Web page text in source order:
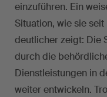
einzuführen. Ein
Situation, wie sie
deutlicher zeigt: Die
durch die
Dienstleistungen in
weiter entwickeln.